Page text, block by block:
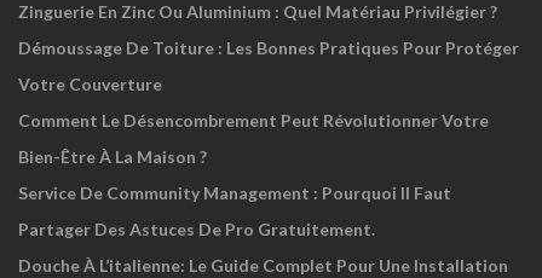
Zinguerie En Zinc Ou Aluminium : Quel Matériau Privilégier ?
Démoussage De Toiture : Les Bonnes Pratiques Pour Protéger
Votre Couverture
Comment Le Désencombrement Peut Révolutionner Votre
Bien-Être À La Maison ?
Service De Community Management : Pourquoi Il Faut
Partager Des Astuces De Pro Gratuitement.
Douche À L’italienne: Le Guide Complet Pour Une Installation